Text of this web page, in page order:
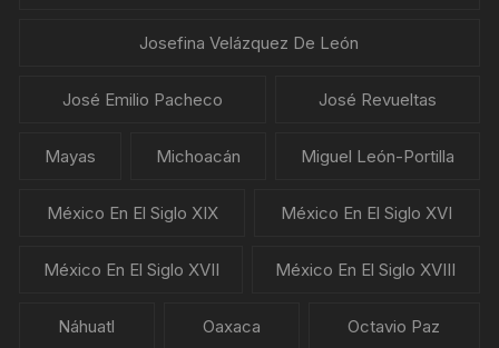
Josefina Velázquez De León
José Emilio Pacheco José Revueltas
Mayas Michoacán Miguel León-Portilla
México En El Siglo XIX México En El Siglo XVI
México En El Siglo XVII México En El Siglo XVIII
Náhuatl Oaxaca Octavio Paz